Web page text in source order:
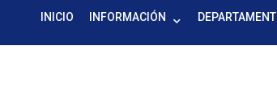
INICIO INFORMACIÓN